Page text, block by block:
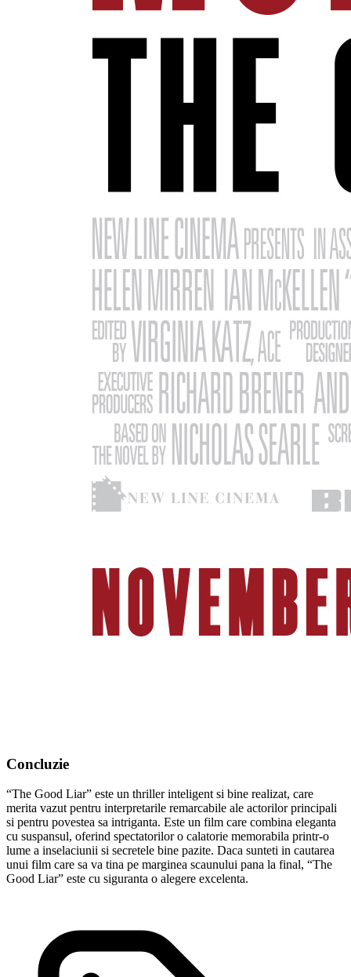
Concluzie
“The Good Liar” este un thriller inteligent si bine realizat, care
merita vazut pentru interpretarile remarcabile ale actorilor principali
si pentru povestea sa intriganta. Este un film care combina eleganta
cu suspansul, oferind spectatorilor o calatorie memorabila printr-o
lume a inselaciunii si secretele bine pazite. Daca sunteti in cautarea
unui film care sa va tina pe marginea scaunului pana la final, “The
Good Liar” este cu siguranta o alegere excelenta.